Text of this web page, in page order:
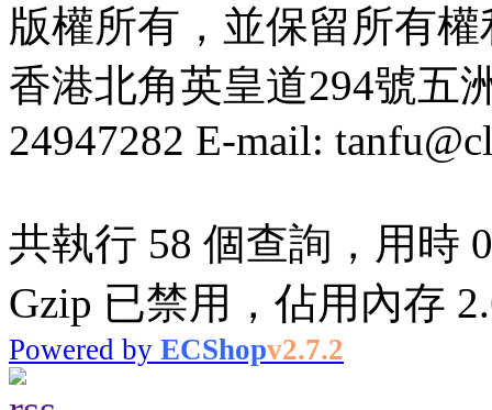
版權所有，並保留所有權
香港北角英皇道294號五
24947282 E-mail:
共執行 58 個查詢，用時
Gzip 已禁用，佔用內存
Powered by ECShopv2.7.2